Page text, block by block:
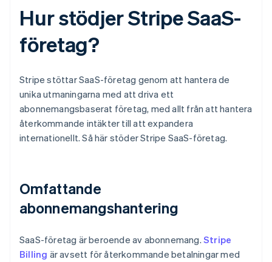
Hur stödjer Stripe SaaS-
företag?
Stripe stöttar SaaS-företag genom att hantera de
unika utmaningarna med att driva ett
abonnemangsbaserat företag, med allt från att hantera
återkommande intäkter till att expandera
internationellt. Så här stöder Stripe SaaS-företag.
Omfattande
abonnemangshantering
SaaS-företag är beroende av abonnemang. Stripe
Billing är avsett för återkommande betalningar med